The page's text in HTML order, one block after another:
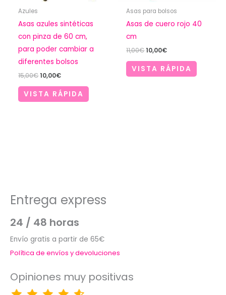
Azules
Asas azules sintéticas
con pinza de 60 cm,
para poder cambiar a
diferentes bolsos
15,00€El
original
era:
10,00€El
actual
es:
VISTA RÁPIDA
Asas para bolsos
Asas de cuero rojo 40
cm
11,00€El
original
era:
10,00€El
actual
es:
VISTA RÁPIDA
Entrega express
24 / 48 horas
Envío gratis a partir de 65€
Política de envíos y devoluciones
Opiniones muy positivas